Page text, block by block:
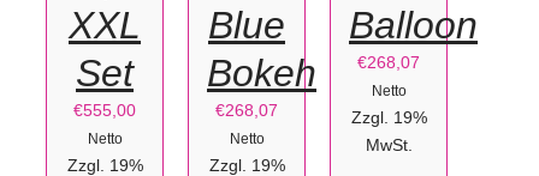
XXL
Set
€555,00
Netto
Zzgl. 19%
Blue
Bokeh
€268,07
Netto
Zzgl. 19%
Balloon
€268,07
Netto
Zzgl. 19%
MwSt.